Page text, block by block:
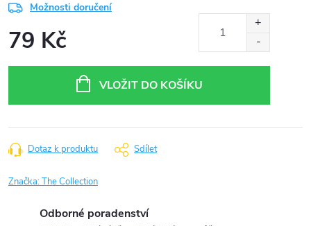
Možnosti doručení
79 Kč
VLOŽIT DO KOŠÍKU
Dotaz k produktu Sdílet
Značka:The Collection
Odborné poradenství